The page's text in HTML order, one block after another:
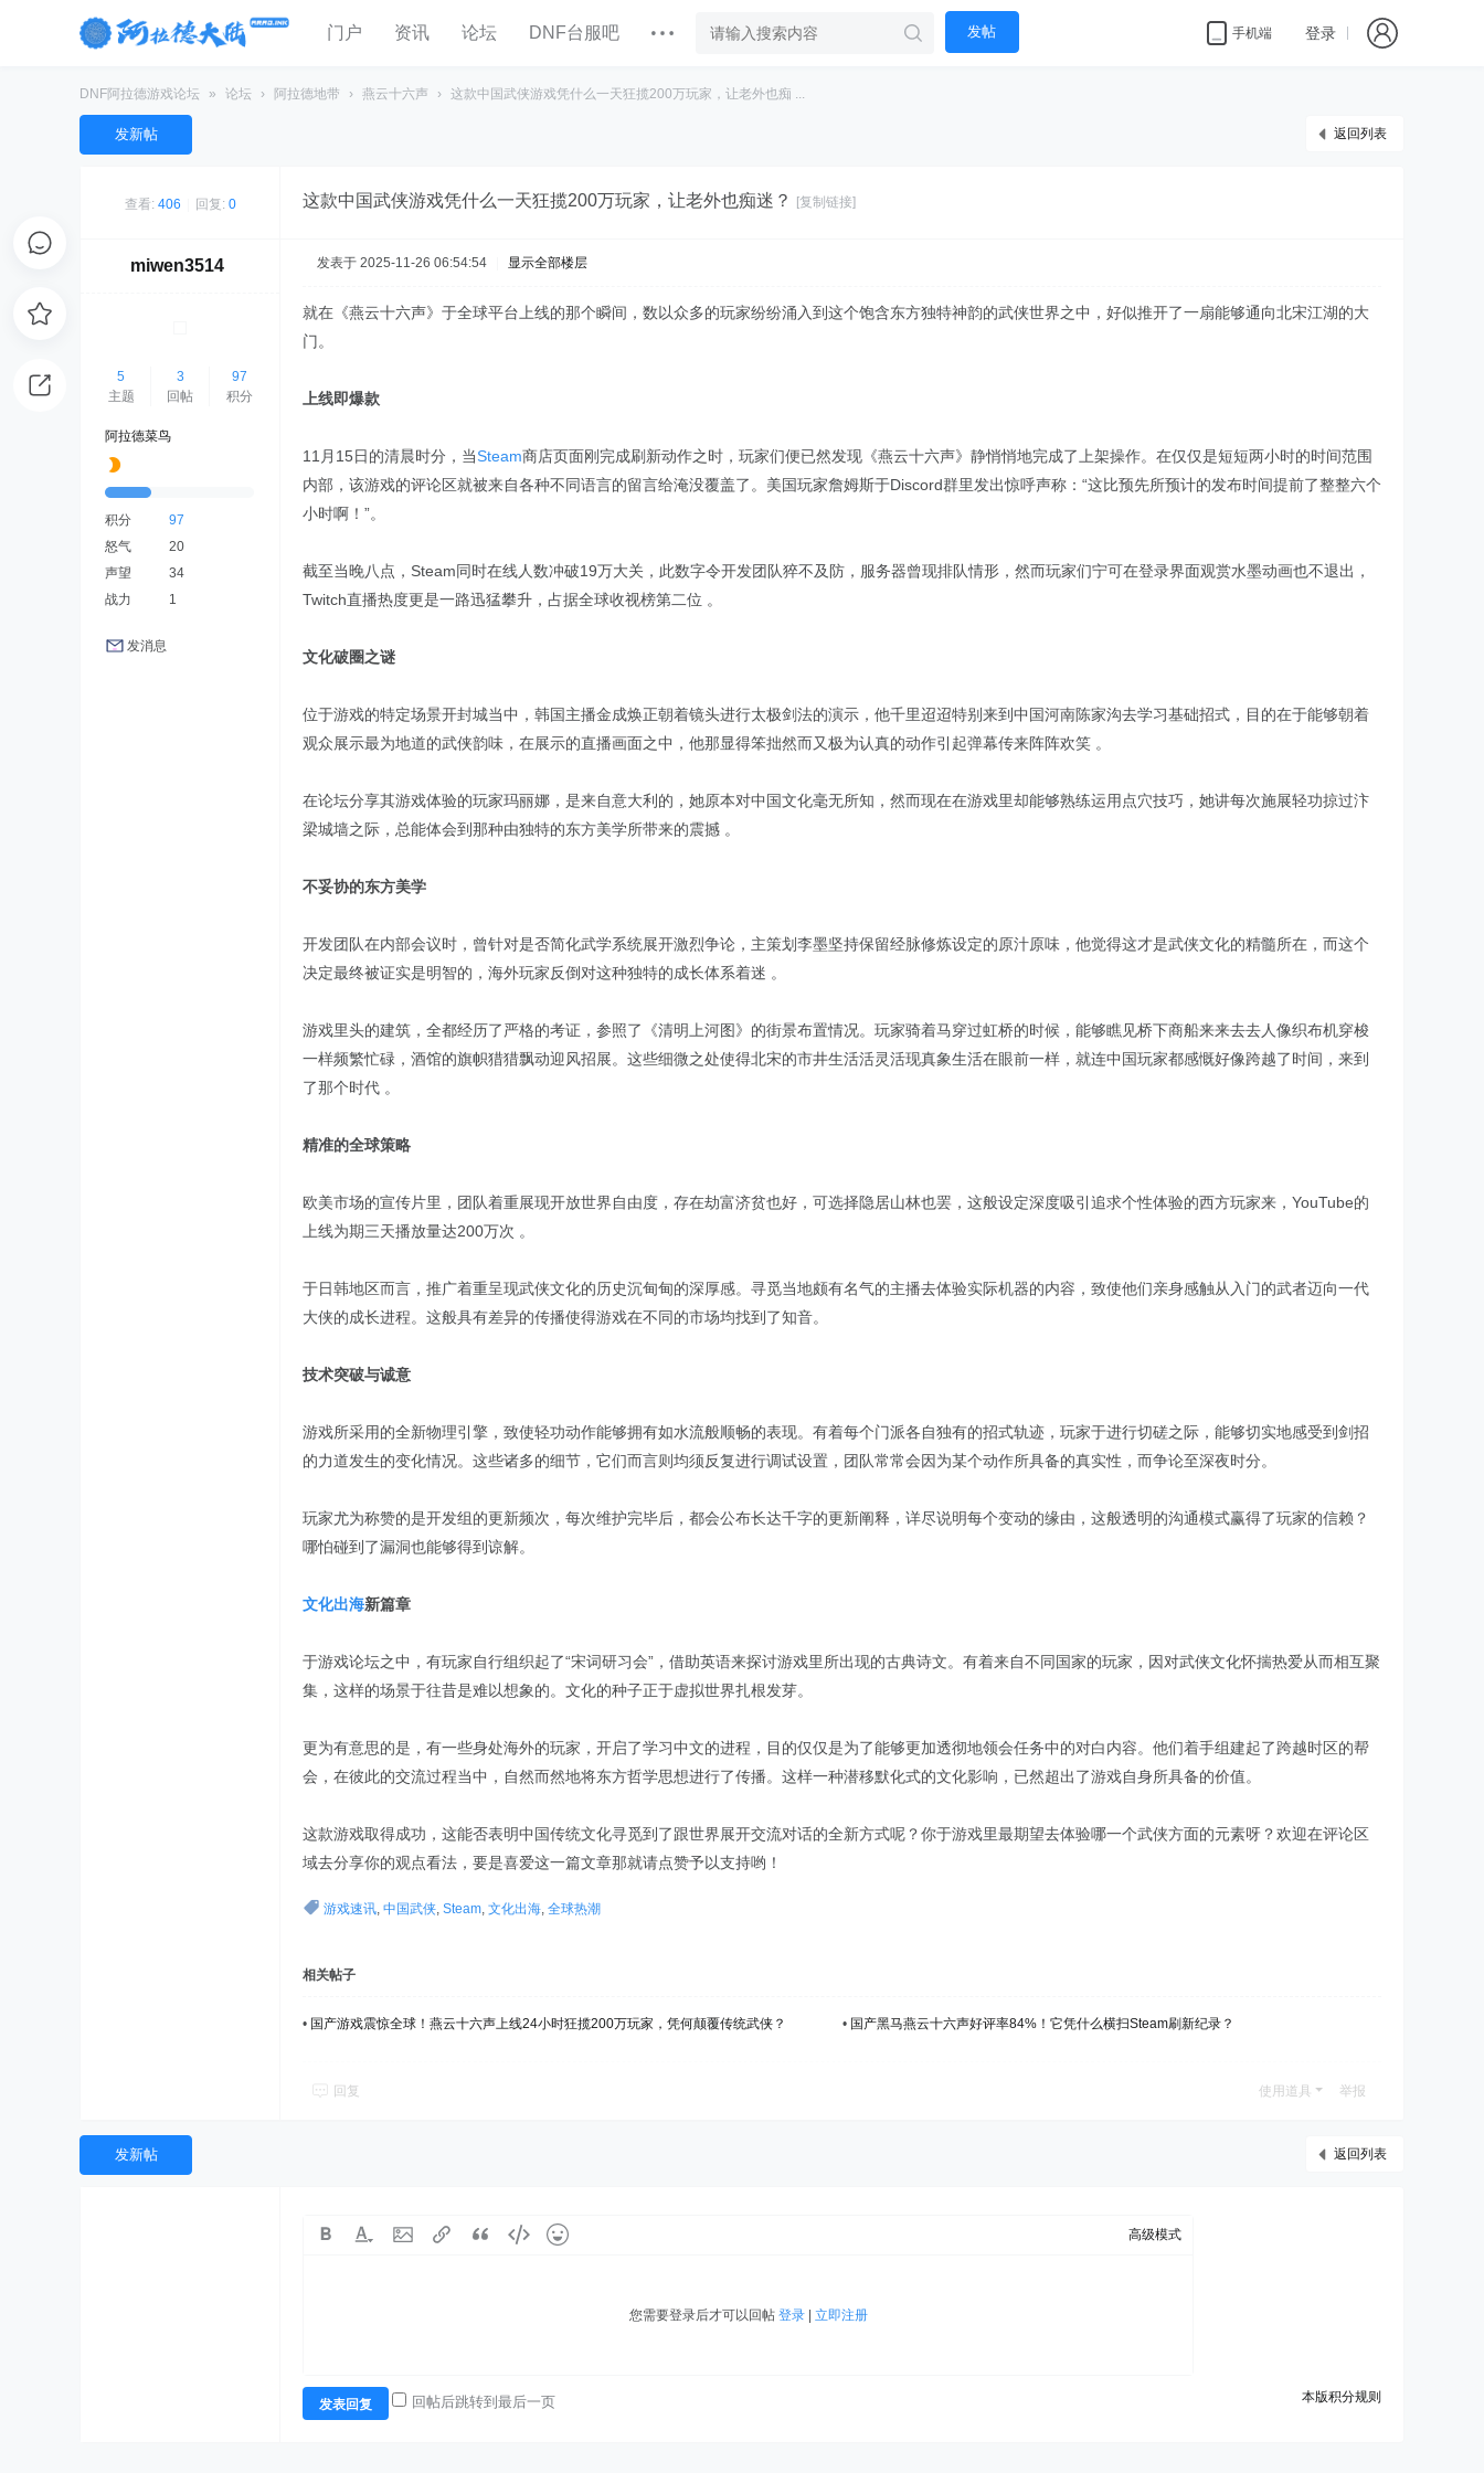
门户 资讯 论坛 DNF台服吧 发帖 手机端 登录
DNF阿拉德游戏论坛 » 论坛 › 阿拉德地带 › 燕云十六声 › 这款中国武侠游戏凭什么一天狂揽200万玩家，让老外也痴 ...
返回列表
发新帖
查看: 406 回复: 0 这款中国武侠游戏凭什么一天狂揽200万玩家，让老外也痴迷？ [复制链接]
miwen3514
5
主题
3
回帖
97
积分
阿拉德菜鸟
积分
97
怒气
20
声望
34
战力
1
发消息
发表于 2025-11-26 06:54:54 显示全部楼层
就在《燕云十六声》于全球平台上线的那个瞬间，数以众多的玩家纷纷涌入到这个饱含东方独特神韵的武侠世界之中，好似推开了一扇能够通向北宋江湖的大
门。
上线即爆款
11月15日的清晨时分，当Steam商店页面刚完成刷新动作之时，玩家们便已然发现《燕云十六声》静悄悄地完成了上架操作。在仅仅是短短两小时的时间范围
内部，该游戏的评论区就被来自各种不同语言的留言给淹没覆盖了。美国玩家詹姆斯于Discord群里发出惊呼声称：“这比预先所预计的发布时间提前了整整六个
小时啊！”。
截至当晚八点，Steam同时在线人数冲破19万大关，此数字令开发团队猝不及防，服务器曾现排队情形，然而玩家们宁可在登录界面观赏水墨动画也不退出，
Twitch直播热度更是一路迅猛攀升，占据全球收视榜第二位 。
文化破圈之谜
位于游戏的特定场景开封城当中，韩国主播金成焕正朝着镜头进行太极剑法的演示，他千里迢迢特别来到中国河南陈家沟去学习基础招式，目的在于能够朝着
观众展示最为地道的武侠韵味，在展示的直播画面之中，他那显得笨拙然而又极为认真的动作引起弹幕传来阵阵欢笑 。
在论坛分享其游戏体验的玩家玛丽娜，是来自意大利的，她原本对中国文化毫无所知，然而现在在游戏里却能够熟练运用点穴技巧，她讲每次施展轻功掠过汴
梁城墙之际，总能体会到那种由独特的东方美学所带来的震撼 。
不妥协的东方美学
开发团队在内部会议时，曾针对是否简化武学系统展开激烈争论，主策划李墨坚持保留经脉修炼设定的原汁原味，他觉得这才是武侠文化的精髓所在，而这个
决定最终被证实是明智的，海外玩家反倒对这种独特的成长体系着迷 。
游戏里头的建筑，全都经历了严格的考证，参照了《清明上河图》的街景布置情况。玩家骑着马穿过虹桥的时候，能够瞧见桥下商船来来去去人像织布机穿梭
一样频繁忙碌，酒馆的旗帜猎猎飘动迎风招展。这些细微之处使得北宋的市井生活活灵活现真象生活在眼前一样，就连中国玩家都感慨好像跨越了时间，来到
了那个时代 。
精准的全球策略
欧美市场的宣传片里，团队着重展现开放世界自由度，存在劫富济贫也好，可选择隐居山林也罢，这般设定深度吸引追求个性体验的西方玩家来，YouTube的
上线为期三天播放量达200万次 。
于日韩地区而言，推广着重呈现武侠文化的历史沉甸甸的深厚感。寻觅当地颇有名气的主播去体验实际机器的内容，致使他们亲身感触从入门的武者迈向一代
大侠的成长进程。这般具有差异的传播使得游戏在不同的市场均找到了知音。
技术突破与诚意
游戏所采用的全新物理引擎，致使轻功动作能够拥有如水流般顺畅的表现。有着每个门派各自独有的招式轨迹，玩家于进行切磋之际，能够切实地感受到剑招
的力道发生的变化情况。这些诸多的细节，它们而言则均须反复进行调试设置，团队常常会因为某个动作所具备的真实性，而争论至深夜时分。
玩家尤为称赞的是开发组的更新频次，每次维护完毕后，都会公布长达千字的更新阐释，详尽说明每个变动的缘由，这般透明的沟通模式赢得了玩家的信赖？
哪怕碰到了漏洞也能够得到谅解。
文化出海新篇章
于游戏论坛之中，有玩家自行组织起了“宋词研习会”，借助英语来探讨游戏里所出现的古典诗文。有着来自不同国家的玩家，因对武侠文化怀揣热爱从而相互聚
集，这样的场景于往昔是难以想象的。文化的种子正于虚拟世界扎根发芽。
更为有意思的是，有一些身处海外的玩家，开启了学习中文的进程，目的仅仅是为了能够更加透彻地领会任务中的对白内容。他们着手组建起了跨越时区的帮
会，在彼此的交流过程当中，自然而然地将东方哲学思想进行了传播。这样一种潜移默化式的文化影响，已然超出了游戏自身所具备的价值。
这款游戏取得成功，这能否表明中国传统文化寻觅到了跟世界展开交流对话的全新方式呢？你于游戏里最期望去体验哪一个武侠方面的元素呀？欢迎在评论区
域去分享你的观点看法，要是喜爱这一篇文章那就请点赞予以支持哟！
游戏速讯, 中国武侠, Steam, 文化出海, 全球热潮
相关帖子
• 国产游戏震惊全球！燕云十六声上线24小时狂揽200万玩家，凭何颠覆传统武侠？ • 国产黑马燕云十六声好评率84%！它凭什么横扫Steam刷新纪录？
回复 使用道具 举报
返回列表
发新帖
高级模式
您需要登录后才可以回帖 登录| 立即注册
本版积分规则
发表回复 回帖后跳转到最后一页